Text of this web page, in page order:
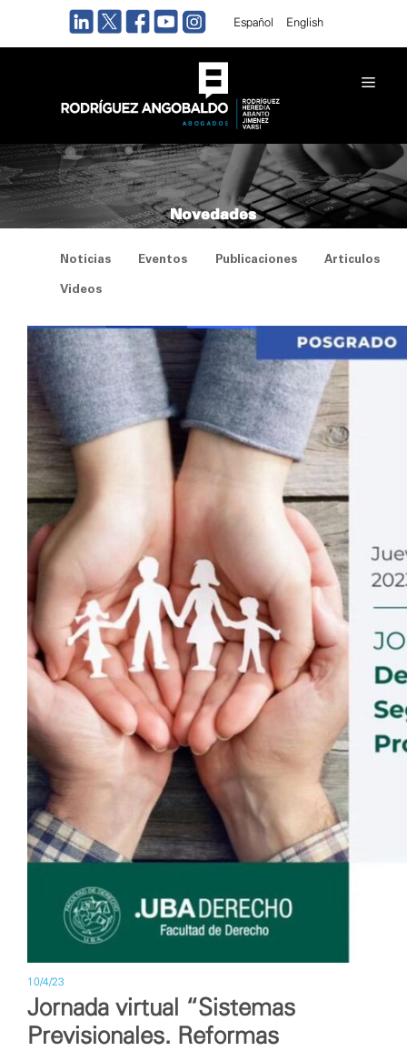
Español English
Novedades
Noticias Eventos Publicaciones Articulos
Videos
10/4/23
Jornada virtual “Sistemas
Previsionales. Reformas